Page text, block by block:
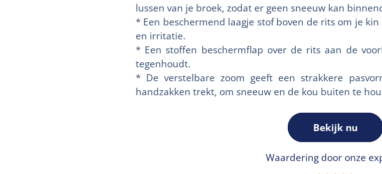
lussen van je broek, zodat er geen sneeuw kan
* Een beschermend laagje stof boven de rits om je
en irritatie.
* Een stoffen beschermflap over de rits aan de
tegenhoudt.
* De verstelbare zoom geeft een strakkere
handzakken trekt, om sneeuw en de kou buiten te
Bekijk nu
Waardering door onze